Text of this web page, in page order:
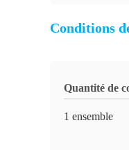
Conditions
Quantité de
1 ensemble